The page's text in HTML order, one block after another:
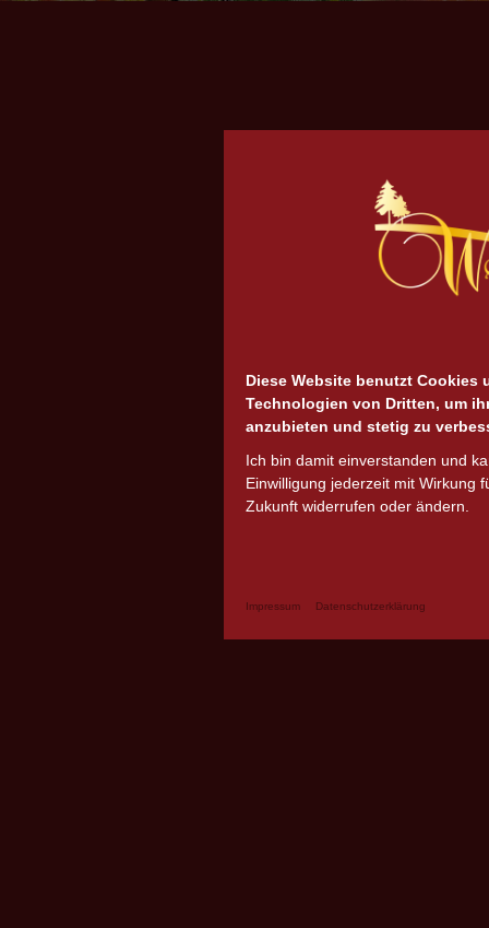
Diese Website benutzt Cookies
Technologien von Dritten, um
anzubieten und stetig zu
Ich bin damit einverstanden und
Einwilligung jederzeit mit Wirkung
Zukunft widerrufen oder ändern.
Impressum Datenschutzerklärung